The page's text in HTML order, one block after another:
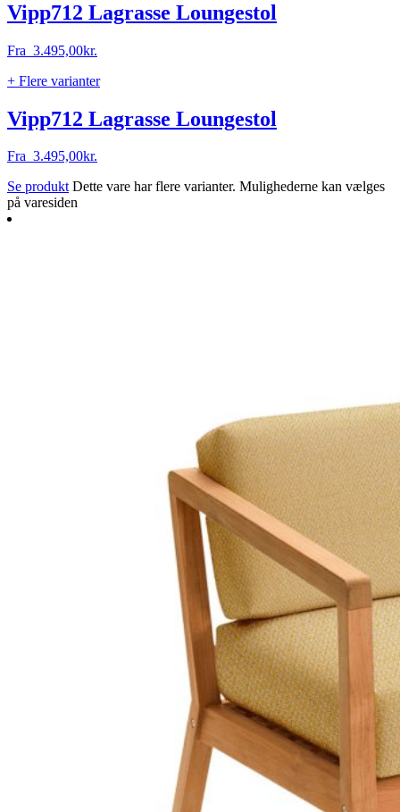
Vipp712 Lagrasse Loungestol
Fra 3.495,00kr.
+ Flere varianter
Vipp712 Lagrasse Loungestol
Fra 3.495,00kr.
Se produkt Dette vare har flere varianter. Mulighederne kan vælges
på varesiden